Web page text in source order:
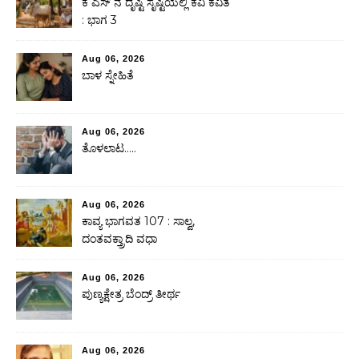
: ಭಾಗ 3
Aug 06, 2026
ಬಾಳ ಸ್ನೇಹಿತೆ
Aug 06, 2026
ತೊಳಲಾಟ…..
Aug 06, 2026
ಕಾವ್ಯ ಭಾಗವತ 107 : ಸಾಲ್ವ,
ದಂತವಕ್ತ್ರಾದಿ ವಧಾ
Aug 06, 2026
ಪುಣ್ಯಕ್ಷೇತ್ರ ಬೆಂದ್ರ್ ತೀರ್ಥ
Aug 06, 2026